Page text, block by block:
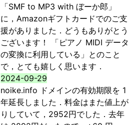
「SMF to MP3 with ぼーか郎」
に，Amazonギフトカードでのご支
援がありました．どうもありがとう
ございます！ 「ピアノ MIDI データ
の変換に利用している」とのこと
で，とても嬉しく思います．
2024-09-29
noike.info ドメインの有効期限を 1
年延長しました．料金はまた値上が
りしていて，2952円でした．去年